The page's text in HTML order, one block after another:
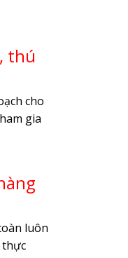
thú
cho
gia
luôn
thực